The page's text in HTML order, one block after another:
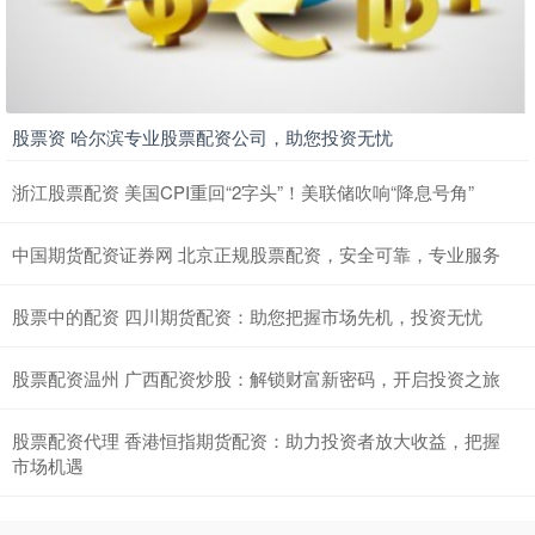
股票资 哈尔滨专业股票配资公司，助您投资无忧
浙江股票配资 美国CPI重回“2字头”！美联储吹响“降息号角”
中国期货配资证券网 北京正规股票配资，安全可靠，专业服务
股票中的配资 四川期货配资：助您把握市场先机，投资无忧
股票配资温州 广西配资炒股：解锁财富新密码，开启投资之旅
股票配资代理 香港恒指期货配资：助力投资者放大收益，把握
市场机遇